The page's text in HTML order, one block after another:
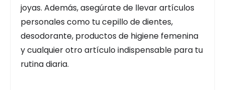
joyas. Además, asegúrate de llevar artículos
personales como tu cepillo de dientes,
desodorante, productos de higiene femenina
y cualquier otro artículo indispensable para tu
rutina diaria.